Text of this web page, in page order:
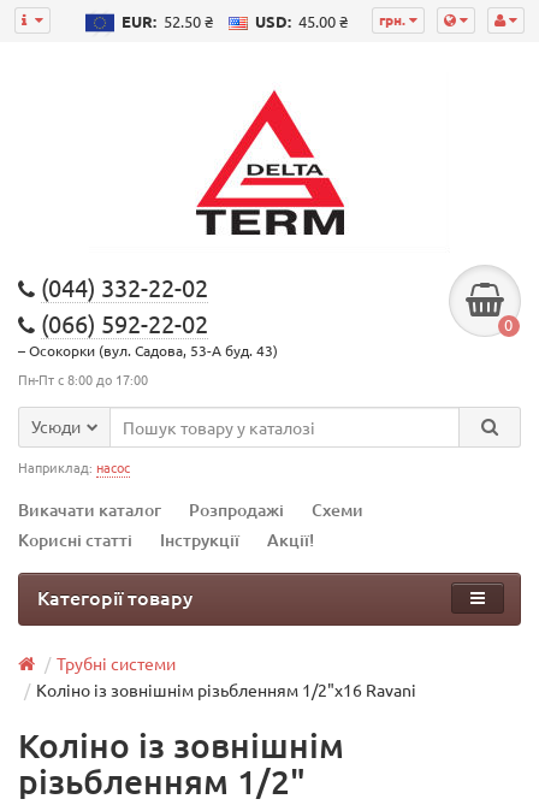
грн.
EUR: 52.50 ₴ USD: 45.00 ₴
(044) 332-22-02
(066) 592-22-02
– Осокорки (вул. Садова, 53-А буд. 43)
Пн-Пт с 8:00 до 17:00
0
Усюди
Наприклад: насос
Викачати каталог Розпродажі
Схеми
Корисні статті
Інструкції Акції!
Категорії товару
Трубні системи
Коліно із зовнішнім різьбленням 1/2"х16 Ravani
Коліно із зовнішнім
різьбленням 1/2"